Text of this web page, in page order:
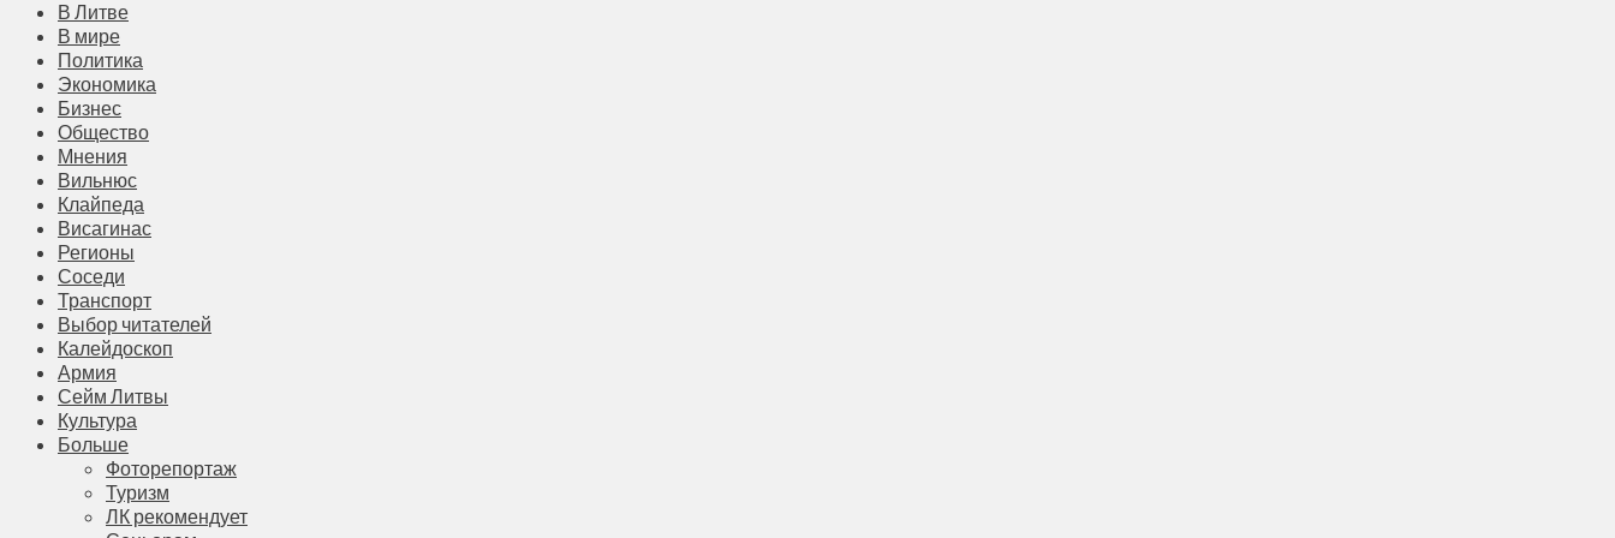
В Литве
В мире
Политика
Экономика
Бизнес
Общество
Мнения
Вильнюс
Клайпеда
Висагинас
Регионы
Соседи
Транспорт
Выбор читателей
Калейдоскоп
Армия
Сейм Литвы
Культура
Больше
Фоторепортаж
Туризм
ЛК рекомендует